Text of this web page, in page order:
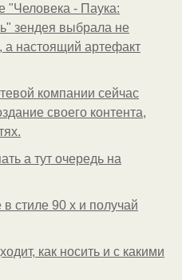
"Человека - Паука:
зендея выбрала не
а настоящий артефакт
компании сейчас
своего контента,
а тут очередь на
стиле 90 х и получай
как носить и с какими